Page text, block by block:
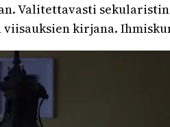
Valitettavasti
kirjana.